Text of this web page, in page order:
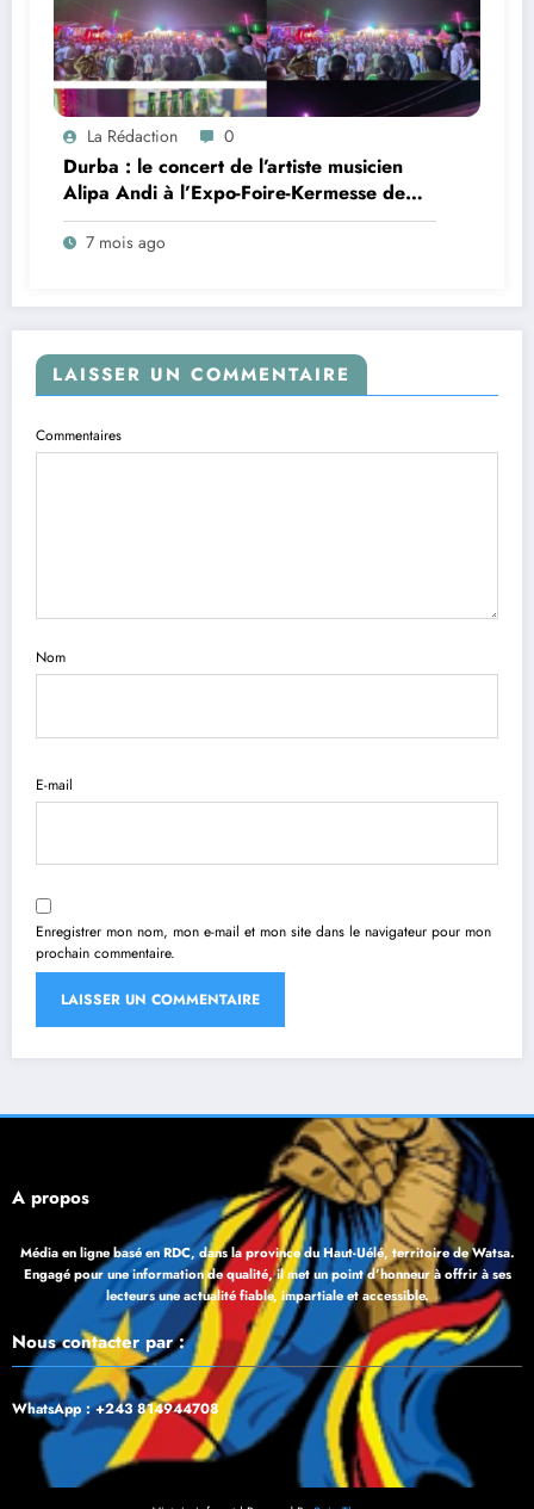
La Rédaction 0
Durba : le concert de l’artiste musicien
Alipa Andi à l’Expo-Foire-Kermesse de
Tayokodho, organisé par
AJUMEDPHARM, couronné d’un franc
7 mois ago
LAISSER UN COMMENTAIRE
Commentaires
Nom
E-mail
Enregistrer mon nom, mon e-mail et mon site dans le navigateur pour mon
prochain commentaire.
À propos
Média en ligne basé en RDC, dans la province du Haut-Uélé, territoire de Watsa.
Engagé pour une information de qualité, il met un point d’honneur à offrir à ses
lecteurs une actualité fiable, impartiale et accessible.
Nous contacter par :
WhatsApp : +243 814944708